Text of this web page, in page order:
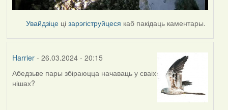
Увайдзіце цізарэгіструйцеся каб пакідаць каментары.
Harrier- 26.03.2024 - 20:15
Абедзьве пары збіраюцца начаваць у сваіх
нішах?